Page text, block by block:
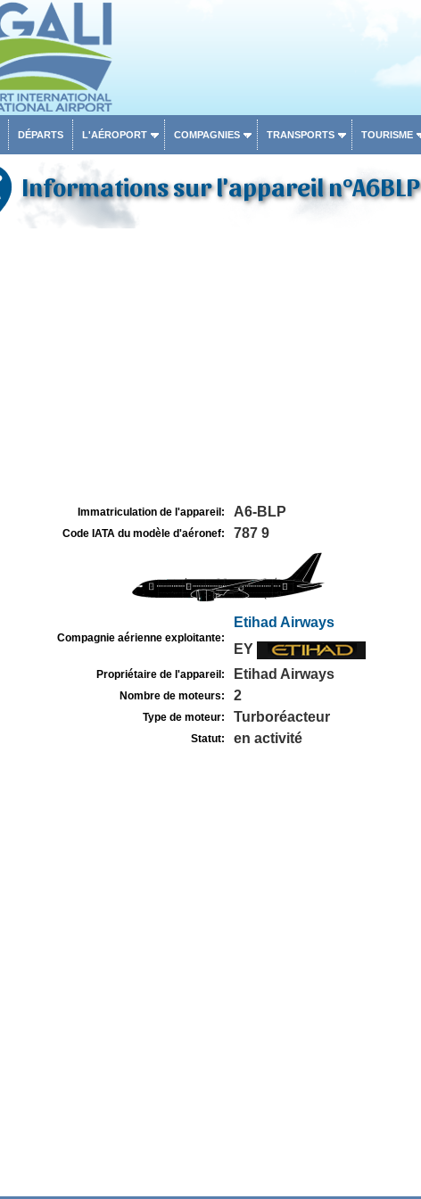
DÉPARTS L'AÉROPORT COMPAGNIES TRANSPORTS TOURISME
Informations sur l'appareil n°A6BLP
Immatriculation de l'appareil: A6-BLP
Code IATA du modèle d'aéronef: 787 9
Compagnie aérienne exploitante:
Etihad Airways
EY
Propriétaire de l'appareil: Etihad Airways
Nombre de moteurs: 2
Type de moteur: Turboréacteur
Statut: en activité